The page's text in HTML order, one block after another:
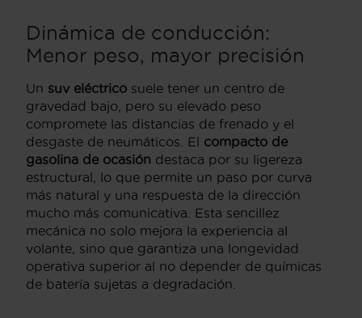
Dinámica de conducción:
Menor peso, mayor precisión
Un suv eléctrico suele tener un centro de
gravedad bajo, pero su elevado peso
compromete las distancias de frenado y el
desgaste de neumáticos. El compacto de
gasolina de ocasión destaca por su ligereza
estructural, lo que permite un paso por curva
más natural y una respuesta de la dirección
mucho más comunicativa. Esta sencillez
mecánica no solo mejora la experiencia al
volante, sino que garantiza una longevidad
operativa superior al no depender de químicas
de batería sujetas a degradación.